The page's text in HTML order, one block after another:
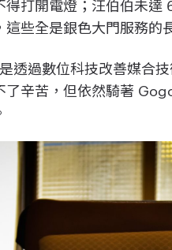
打開電燈；汪伯伯未
些全是銀色大門服務的
透過數位科技改善媒合
辛苦，但依然騎著